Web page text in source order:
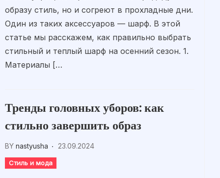
образу стиль, но и согреют в прохладные дни.
Один из таких аксессуаров — шарф. В этой
статье мы расскажем, как правильно выбрать
стильный и теплый шарф на осенний сезон. 1.
Материалы […
Тренды головных уборов: как
стильно завершить образ
BY nastyusha 23.09.2024
Стиль и мода